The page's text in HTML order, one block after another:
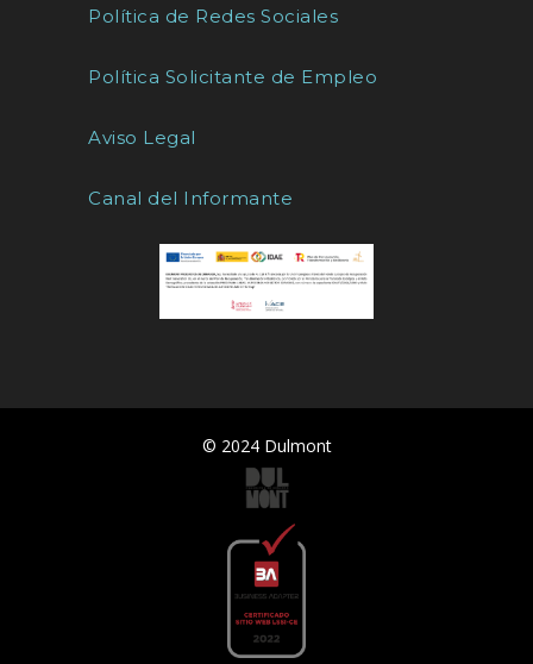
Política de Redes Sociales
Política Solicitante de Empleo
Aviso Legal
Canal del Informante
© 2024 Dulmont